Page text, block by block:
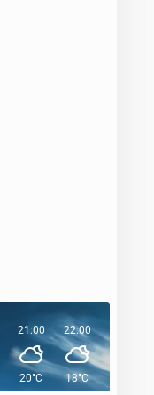
21:00
20°C
22:00
18°C
23:00